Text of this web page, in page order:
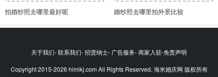
拍婚纱照去哪里最好呢 婚纱照去哪里拍外景比较
关于我们- 联系我们- 招贤纳士- 广告服务- 商家入驻-免责声明
Copyright 2015-2026 himikj.com All Rights Reserved. 海米婚庆网 版权所有